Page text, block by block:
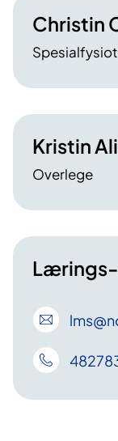
Christin
Kristin
Overlege
lms